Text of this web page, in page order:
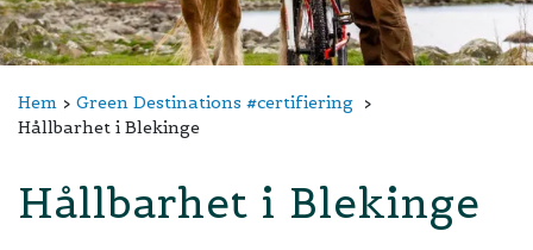
Hem
Green Destinations #certifiering
Hållbarhet i Blekinge
Hållbarhet i Blekinge